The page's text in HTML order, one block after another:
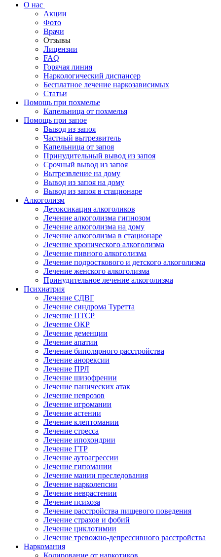
О нас
Акции
Фото
Врачи
Отзывы
Лицензии
FAQ
Горячая линия
Наркологический диспансер
Бесплатное лечение наркозависимых
Статьи
Помощь при похмелье
Капельница от похмелья
Помощь при запое
Вывод из запоя
Частный вытрезвитель
Капельница от запоя
Принудительный вывод из запоя
Срочный вывод из запоя
Вытрезвление на дому
Вывод из запоя на дому
Вывод из запоя в стационаре
Алкоголизм
Детоксикация алкоголиков
Лечение алкоголизма гипнозом
Лечение алкоголизма на дому
Лечение алкоголизма в стационаре
Лечение хронического алкоголизма
Лечение пивного алкоголизма
Лечение подросткового и детского алкоголизма
Лечение женского алкоголизма
Принудительное лечение алкоголизма
Психиатрия
Лечение СДВГ
Лечение синдрома Туретта
Лечение ПТСР
Лечение ОКР
Лечение деменции
Лечение апатии
Лечение биполярного расстройства
Лечение анорексии
Лечение ПРЛ
Лечение шизофрении
Лечение панических атак
Лечение неврозов
Лечение игромании
Лечение астении
Лечение клептомании
Лечение стресса
Лечение ипохондрии
Лечение ГТР
Лечение аутоагрессии
Лечение гипомании
Лечение мании преследования
Лечение нарколепсии
Лечение неврастении
Лечение психоза
Лечение расстройства пищевого поведения
Лечение страхов и фобий
Лечение циклотимии
Лечение тревожно-депрессивного расстройства
Наркомания
Кодирование от наркотиков